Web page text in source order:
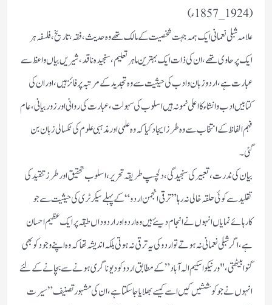
(1924_1857ء)
علامہ شبلی نعمانی ایک ہمہ جہت شخصیت کے مالک تھے وہ حدیث،فقہ،تاریخ، فلسفہ ہر
ایک پر حاوی تھے، ان کی ذات ایک بہترین ماہر تعلیم،سنجیدہ ناقد، شیریں بیاں واعظ سے
عبارت ہے، اردو زبان و ادب کی حیثیت سے وہ تجدید کے مرتبہ پر فائز ہیں،اور ان کی
کتابیں ادب و انشاء کا اعلی نمونہ ہیں اسلوب کی سہولت، عبارت کی روانی اور زور بیانی، عام
فہم الفاظ کے انتخاب سے وہ طرز ایجاد کیا کہ وہ علمی اور مذہبی علوم کی ٹکسالی زبان بن
گئی۔
بیان کی ندرت، تعبیر کی سنجیدگی، دلچسپ طریقہ تحریر، اسلوب تحقیق اور طرز تنقید کی
تقلید سے کوئی حلقہ خالی نہ رہا ”ترقی انجمن اردو“ کے پہلے سیکرٹری کی حیثیت سے جو
کارہائے نمایاں انہوں نے انجام دیئے ہیں وہ اردو اور اردو داں طبقہ پر ایک عظیم احسان
ہے ،اگر شبلی نعمانی نہ ہوتے تو اردو کی یہ ترقی نہ ہوتی بلکہ اندیشہ تھا کہ وہ اپنے وجود کو بھی
گنوا بیٹھتی، "ورنیکو اسکیم الہ آباد” کے مطابق اردو کو دیوناگری ہونے سے بچانے کے لئے
انہوں نے جو کوششیں کیں اسے کیسے بھلایا جا سکتا ہے، ان کی مشہور تصنیف ”سیرت